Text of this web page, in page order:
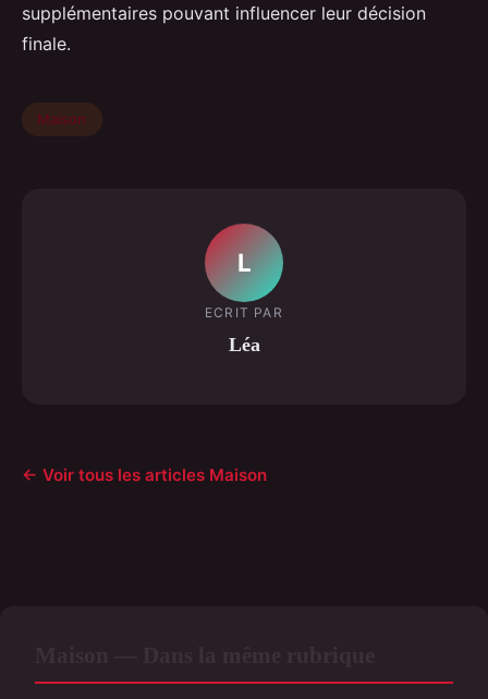
supplémentaires pouvant influencer leur décision
finale.
Maison
L
ECRIT PAR
Léa
← Voir tous les articles Maison